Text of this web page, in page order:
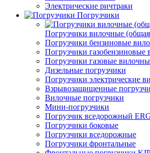
Электрические ричтраки
Погрузчики
Погрузчики вилочные (общая
Погрузчики бензиновые
Погрузчики газобензиновые
Погрузчики газовые
Дизельные погрузчики
Погрузчики электрические
Взрывозащищенные
Вилочные погрузчики
Мини-погрузчики
Погрузчик вседорожный
Погрузчики боковые
Погрузчики вседорожные
Погрузчики фронтальные